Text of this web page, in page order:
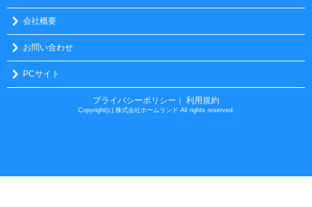
会社概要
お問い合わせ
PCサイト
プライバシーポリシー ｜ 利用規約
Copyright(c) 株式会社ホームランド All rights reserved.